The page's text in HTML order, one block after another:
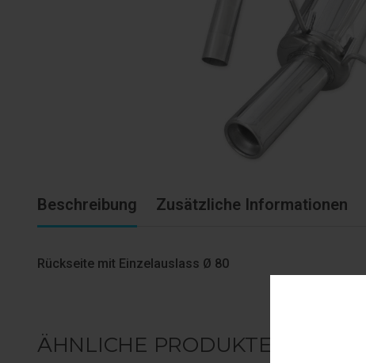
Beschreibung Zusätzliche Informationen
Rückseite mit Einzelauslass Ø 80
ÄHNLICHE PRODUKTE